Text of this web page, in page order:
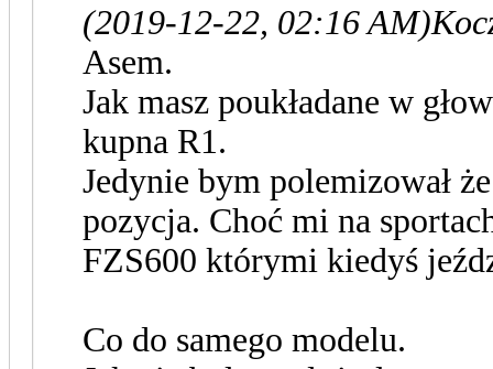
(2019-12-22, 02:16 AM)
Asem.
Jak masz poukładane w
kupna R1.
Jedynie bym polemizował
pozycja. Choć mi na
FZS600 którymi kiedyś
Co do samego modelu.